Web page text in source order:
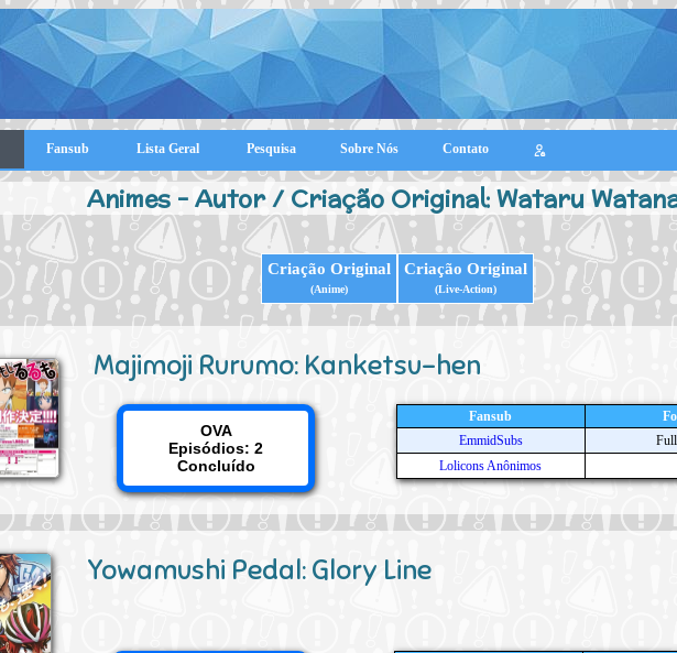
Fansub Lista Geral Pesquisa Sobre Nós Contato
Animes - Autor / Criação Original: Wataru
Criação Original
(Anime)
Criação Original
(Live-Action)
Majimoji Rurumo: Kanketsu-hen
OVA
Episódios: 2
Concluído
Fansub
EmmidSubs
Lolicons Anônimos
Yowamushi Pedal: Glory Line